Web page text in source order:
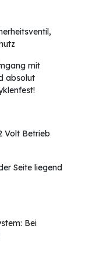
mit
absolut
Volt Betrieb
Seite liegend
Bei